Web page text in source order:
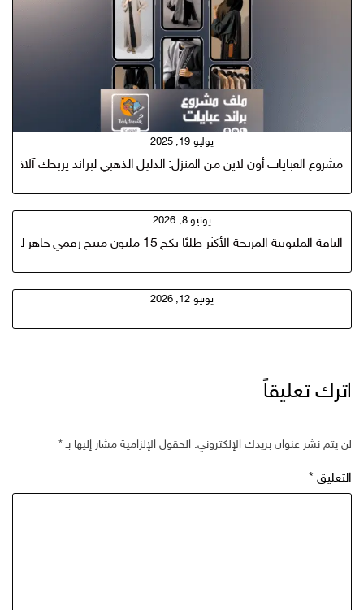
يوليو 19, 2025
مشروع العبايات أون لاين من المنزل: الدليل الذهبي لبراند يربحك آلاف
يونيو 8, 2026
الباقة المليونية المربحة الأكثر طلبًا بكج 15 مليون منتج رقمي جاهز للبيع
يونيو 12, 2026
اترك تعليقاً
لن يتم نشر عنوان بريدك الإلكتروني. الحقول الإلزامية مشار إليها بـ*
التعليق *